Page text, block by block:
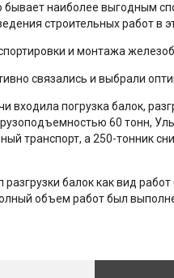
наиболее выгодным
строительных работ в
и монтажа
связались и выбрали
входила погрузка балок,
60 тонн,
транспорт, а 250-тонник
балок как вид
объем работ был